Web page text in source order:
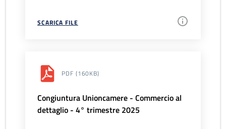
SCARICA FILE
PDF (160KB)
Congiuntura Unioncamere - Commercio al
dettaglio - 4° trimestre 2025